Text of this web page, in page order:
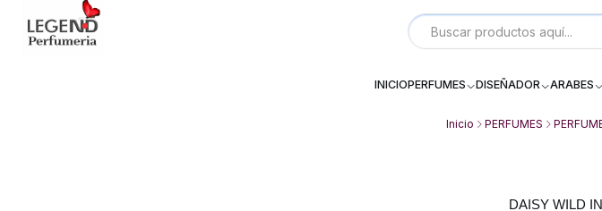
INICIOPERFUMES DISEÑADOR ARABES
Avda Providencia 2234, Local P 6, Subterraneo (--2)
Inicio PERFUMES
DAISY WILD